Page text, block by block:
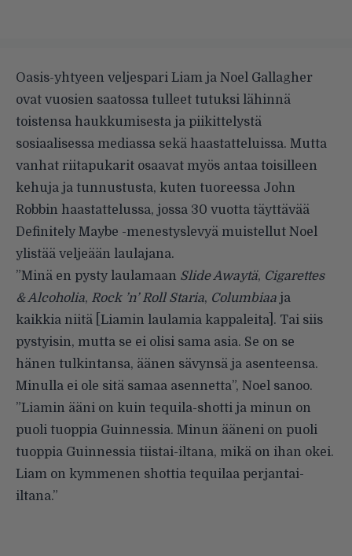
Oasis-yhtyeen veljespari Liam ja Noel Gallagher
ovat vuosien saatossa tulleet tutuksi lähinnä
toistensa haukkumisesta ja piikittelystä
sosiaalisessa mediassa sekä haastatteluissa. Mutta
vanhat riitapukarit osaavat myös antaa toisilleen
kehuja ja tunnustusta, kuten tuoreessa John
Robbin haastattelussa, jossa 30 vuotta täyttävää
Definitely Maybe -menestyslevyä muistellut Noel
ylistää veljeään laulajana.
”Minä en pysty laulamaan Slide Awaytä, Cigarettes
& Alcoholia, Rock ’n’ Roll Staria, Columbiaa ja
kaikkia niitä [Liamin laulamia kappaleita]. Tai siis
pystyisin, mutta se ei olisi sama asia. Se on se
hänen tulkintansa, äänen sävynsä ja asenteensa.
Minulla ei ole sitä samaa asennetta”, Noel sanoo.
”Liamin ääni on kuin tequila-shotti ja minun on
puoli tuoppia Guinnessia. Minun ääneni on puoli
tuoppia Guinnessia tiistai-iltana, mikä on ihan okei.
Liam on kymmenen shottia tequilaa perjantai-
iltana.”